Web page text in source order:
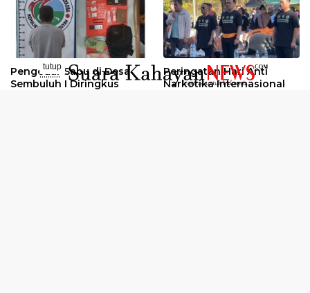
Pengedar Sabu di Desa
Sembuluh I Diringkus
Peringatan Hari Anti
Narkotika Internasional
tutup
..........